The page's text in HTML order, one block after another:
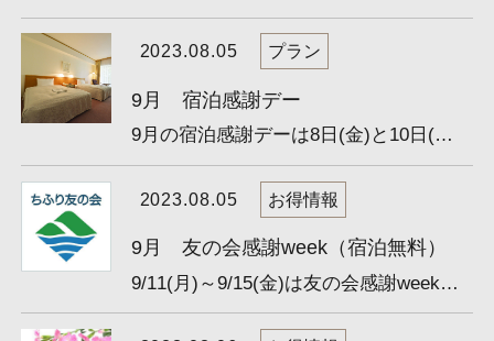
2023.08.05 プラン
9月 宿泊感謝デー
9月の宿泊感謝デーは8日(金)と10日(日)と27日(水)です。 1泊1ラウンド3食付きの大変お得なプランですので、宿...
2023.08.05 お得情報
9月 友の会感謝week（宿泊無料）
9/11(月)～9/15(金)は友の会感謝week（宿泊無料）です。 友の会会員様限定、9/11(月)～9/15(金)のゴルフプレ...